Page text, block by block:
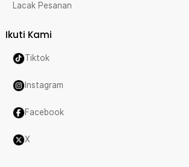
Lacak Pesanan
Ikuti Kami
Tiktok
Instagram
Facebook
X